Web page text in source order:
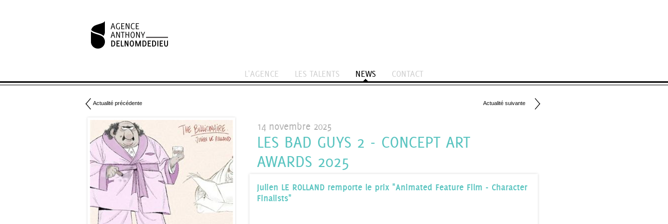
L'AGENCE LES TALENTS NEWS CONTACT
Actualité précédente Actualité suivante
14 novembre 2025
LES BAD GUYS 2 - CONCEPT ART
AWARDS 2025
Julien LE ROLLAND remporte le prix "Animated Feature Film - Character
Finalists"